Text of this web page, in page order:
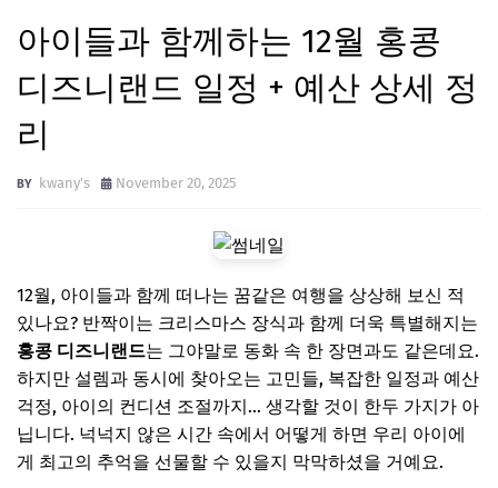
아이들과 함께하는 12월 홍콩
디즈니랜드 일정 + 예산 상세 정
리
kwany's November 20, 2025
12월, 아이들과 함께 떠나는 꿈같은 여행을 상상해 보신 적
있나요? 반짝이는 크리스마스 장식과 함께 더욱 특별해지는
홍콩 디즈니랜드는 그야말로 동화 속 한 장면과도 같은데요.
하지만 설렘과 동시에 찾아오는 고민들, 복잡한 일정과 예산
걱정, 아이의 컨디션 조절까지... 생각할 것이 한두 가지가 아
닙니다. 넉넉지 않은 시간 속에서 어떻게 하면 우리 아이에
게 최고의 추억을 선물할 수 있을지 막막하셨을 거예요.